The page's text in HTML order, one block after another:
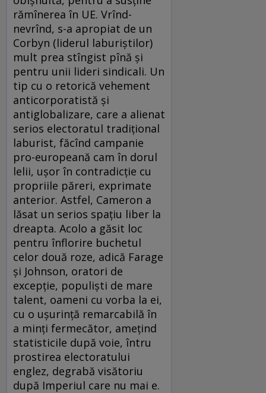
rămînerea în UE. Vrînd-
nevrînd, s-a apropiat de un
Corbyn (liderul laburiștilor)
mult prea stîngist pînă și
pentru unii lideri sindicali. Un
tip cu o retorică vehement
anticorporatistă și
antiglobalizare, care a alienat
serios electoratul tradițional
laburist, făcînd campanie
pro-europeană cam în dorul
lelii, ușor în contradicție cu
propriile păreri, exprimate
anterior. Astfel, Cameron a
lăsat un serios spațiu liber la
dreapta. Acolo a găsit loc
pentru înflorire buchetul
celor două roze, adică Farage
și Johnson, oratori de
excepție, populiști de mare
talent, oameni cu vorba la ei,
cu o ușurință remarcabilă în
a minți fermecător, amețind
statisticile după voie, întru
prostirea electoratului
englez, degrabă visătoriu
după Imperiul care nu mai e.